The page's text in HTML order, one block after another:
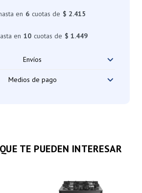
en 6 cuotas de $ 2.415
en 10 cuotas de $ 1.449
Envíos
Medios de pago
TE PUEDEN INTERESAR